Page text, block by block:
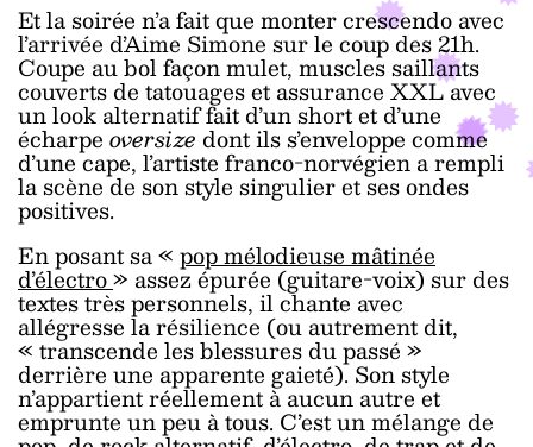
Et la soirée n’a fait que monter crescendo avec
l’arrivée d’Aime Simone sur le coup des 21h.
Coupe au bol façon mulet, muscles saillants
couverts de tatouages et assurance XXL avec
un look alternatif fait d’un short et d’une
écharpeoversize dont ils s’enveloppe comme
d’une cape, l’artiste franco-norvégien a rempli
la scène de son style singulier et ses ondes
positives.
En posant sa «pop mélodieuse mâtinée
d’électro» assez épurée (guitare-voix) sur des
textes très personnels, il chante avec
allégresse la résilience (ou autrement dit,
« transcende les blessures du passé »
derrière une apparente gaieté). Son style
n’appartient réellement à aucun autre et
emprunte un peu à tous. C’est un mélange de